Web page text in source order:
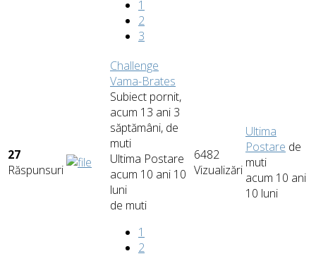
1
2
3
27
Răspunsuri
Challenge
Vama-Brates
Subiect pornit,
acum 13 ani 3
săptămâni, de
muti
Ultima Postare
acum 10 ani 10
luni
de muti
1
2
6482
Vizualizări
Ultima
Postare de
muti
acum 10 ani
10 luni